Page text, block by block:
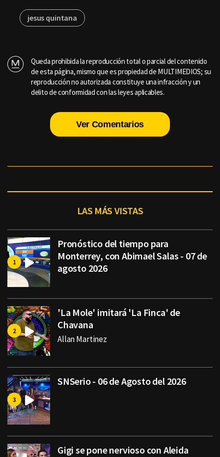
jesus quintana
Queda prohibida la reproducción total o parcial del contenido
de esta página, mismo que es propiedad de MULTIMEDIOS; su
reproducción no autorizada constituye una infracción y un
delito de conformidad con las leyes aplicables.
Ver Comentarios
LAS MÁS VISTAS
Pronóstico del tiempo para
Monterrey, con Abimael Salas - 07 de
agosto 2026
'La Mole' imitará 'La Finca' de
Chavana
Allan Martinez
SNSerio - 06 de Agosto del 2026
Gigi se pone nervioso con Aleida